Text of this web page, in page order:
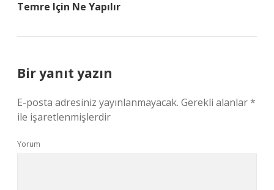
Temre Için Ne Yapılır
Bir yanıt yazın
E-posta adresiniz yayınlanmayacak. Gerekli alanlar*
ile işaretlenmişlerdir
Yorum